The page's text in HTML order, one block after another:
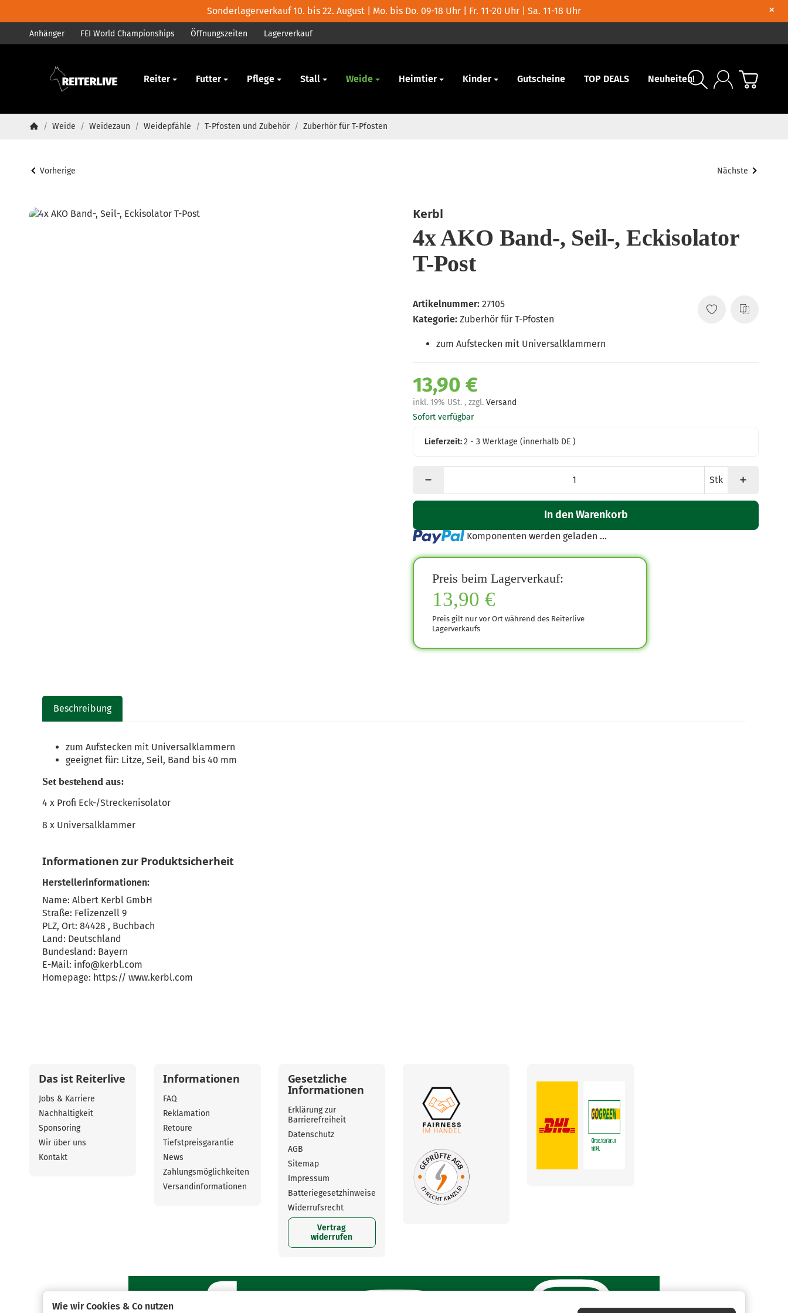
Sonderlagerverkauf 10. bis 22. August | Mo. bis Do. 09-18 Uhr | Fr. 11-20 Uhr | Sa. 11-18 Uhr ×
Anhänger FEI World Championships Öffnungszeiten Lagerverkauf
Pferd Reiter Futter Pflege Stall Weide Heimtier Kinder Gutscheine TOP DEALS Neuheiten!
/ Weide / Weidezaun / Weidepfähle / T-Pfosten und Zubehör / Zuberhör für T-Pfosten
Vorherige Nächste
Kerbl
4x AKO Band-, Seil-, Eckisolator
T-Post
Artikelnummer: 27105
Kategorie: Zuberhör für T-Pfosten
zum Aufstecken mit Universalklammern
13,90 €
inkl. 19% USt. , zzgl. Versand
Sofort verfügbar
Lieferzeit:2 - 3 Werktage(innerhalb DE )
Stk
In den Warenkorb
Loading... Komponenten werden geladen ...
Preis beim Lagerverkauf:
13,90 €
Preis gilt nur vor Ort während des Reiterlive
Lagerverkaufs
Beschreibung
zum Aufstecken mit Universalklammern
geeignet für: Litze, Seil, Band bis 40 mm
Set bestehend aus:
4 x Profi Eck-/Streckenisolator
8 x Universalklammer
Informationen zur Produktsicherheit
Herstellerinformationen:
Name: Albert Kerbl GmbH
Straße: Felizenzell 9
PLZ, Ort: 84428 , Buchbach
Land: Deutschland
Bundesland: Bayern
E-Mail: info@kerbl.com
Homepage: https:// www.kerbl.com
Das ist Reiterlive
Jobs & Karriere
Nachhaltigkeit
Sponsoring
Wir über uns
Kontakt
Informationen
FAQ
Reklamation
Retoure
Tiefstpreisgarantie
News
Zahlungsmöglichkeiten
Versandinformationen
Gesetzliche
Informationen
Erklärung zur
Barrierefreiheit
Datenschutz
AGB
Sitemap
Impressum
Batteriegesetzhinweise
Widerrufsrecht
Vertrag
widerrufen
Wie wir Cookies & Co nutzen